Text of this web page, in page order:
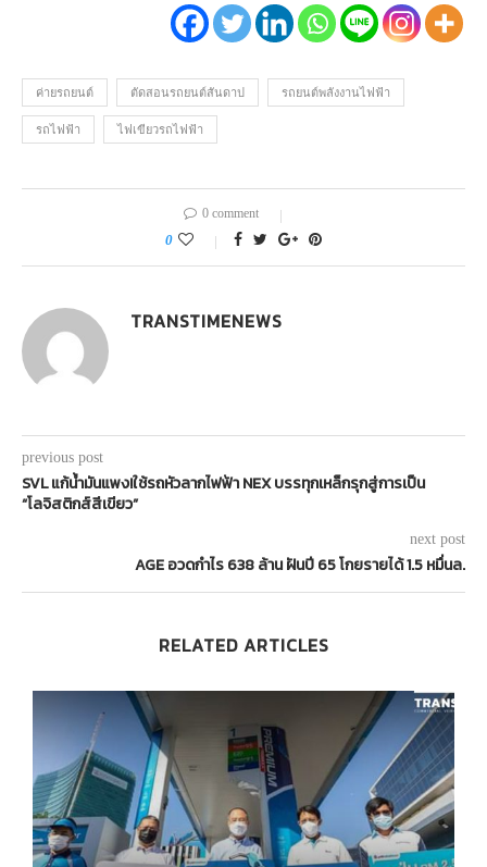
ค่ายรถยนต์ ตัดสอนรถยนต์สันดาป รถยนต์พลังงานไฟฟ้า
รถไฟฟ้า ไฟเขียวรถไฟฟ้า
0 comment
0
TRANSTIMENEWS
previous post
SVL แก้น้ำมันแพง!ใช้รถหัวลากไฟฟ้า NEX บรรทุกเหล็กรุกสู่การเป็น
“โลจิสติกส์สีเขียว”
next post
AGE อวดกำไร 638 ล้าน ฝันปี 65 โกยรายได้ 1.5 หมื่นล.
RELATED ARTICLES